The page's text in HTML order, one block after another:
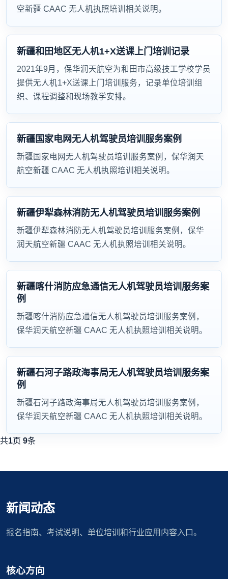
空新疆 CAAC 无人机执照培训相关说明。
新疆和田地区无人机1+X送课上门培训记录
2021年9月，保华润天航空为和田市高级技工学校学员
提供无人机1+X送课上门培训服务，记录单位培训组
织、课程调整和现场教学安排。
新疆国家电网无人机驾驶员培训服务案例
新疆国家电网无人机驾驶员培训服务案例，保华润天
航空新疆 CAAC 无人机执照培训相关说明。
新疆伊犁森林消防无人机驾驶员培训服务案例
新疆伊犁森林消防无人机驾驶员培训服务案例，保华
润天航空新疆 CAAC 无人机执照培训相关说明。
新疆喀什消防应急通信无人机驾驶员培训服务案
例
新疆喀什消防应急通信无人机驾驶员培训服务案例，
保华润天航空新疆 CAAC 无人机执照培训相关说明。
新疆石河子路政海事局无人机驾驶员培训服务案
例
新疆石河子路政海事局无人机驾驶员培训服务案例，
保华润天航空新疆 CAAC 无人机执照培训相关说明。
共1页 9条
新闻动态
报名指南、考试说明、单位培训和行业应用内容入口。
核心方向